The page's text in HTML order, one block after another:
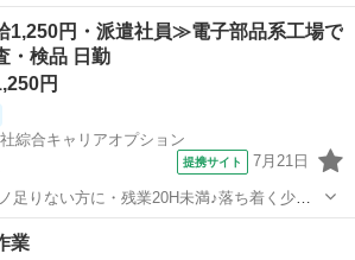
務内容詳細】電子
業務およびその他付随業務└電子部品(セー
...
1,250円・派遣社員≫電子部品系工場で
・検品 日勤
円
綜合キャリアオプション
提携サイト 7月21日
足りない方に・残業20H未満♪落ち着く少人
・検査・調整業務およびその他付随業務└電
駅
業